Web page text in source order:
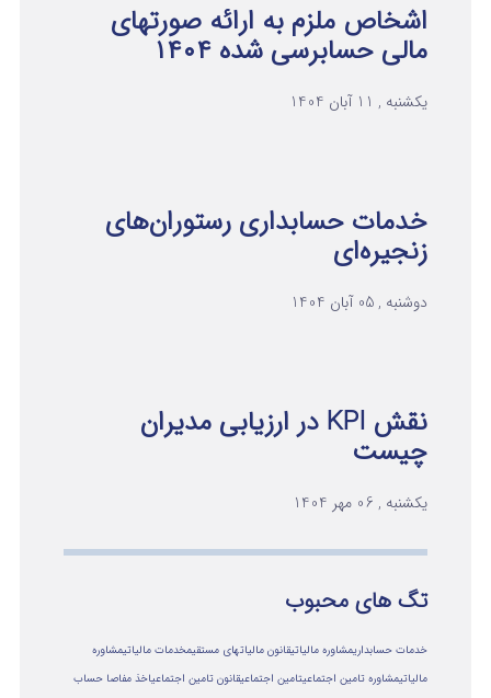
اشخاص ملزم به ارائه صورتهای
مالی حسابرسی شده ۱۴۰۴
یکشنبه , 11 آبان 1404
خدمات حسابداری رستوران‌های
زنجیره‌ای
دوشنبه , 05 آبان 1404
نقش KPI در ارزیابی مدیران
چیست
یکشنبه , 06 مهر 1404
تگ های محبوب
خدمات حسابداریمشاوره مالیاتیقانون مالیاتهای مستقیمخدمات مالیاتیمشاوره
مالياتيمشاوره تامین اجتماعیتامین اجتماعیقانون تامین اجتماعیاخذ مفاصا حساب